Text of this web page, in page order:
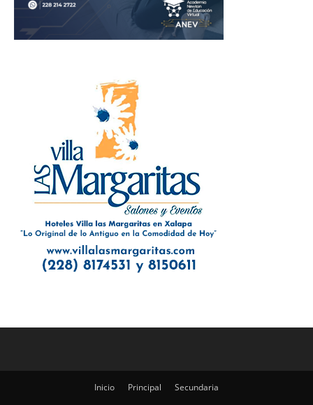
Inicio Principal Secundaria